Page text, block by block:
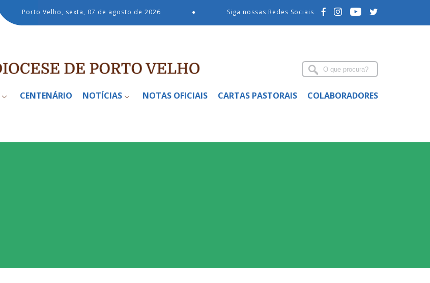
Porto Velho, sexta, 07 de agosto de 2026 ● Siga nossas Redes Sociais
CENTENÁRIO NOTÍCIAS NOTAS OFICIAIS CARTAS PASTORAIS COLABORADORES